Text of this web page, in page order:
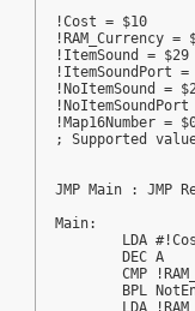
!Map16Number =
; Supported
JMP Main : JMP